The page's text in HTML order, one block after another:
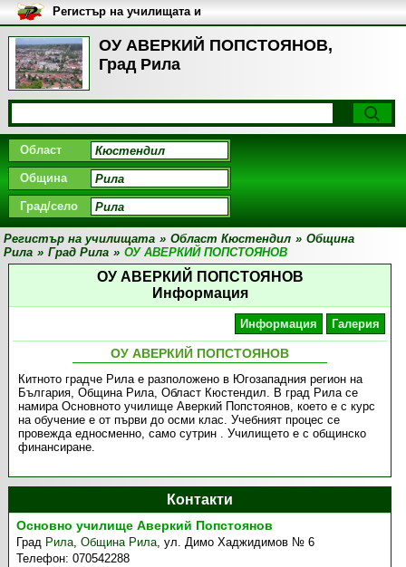
ОУ АВЕРКИЙ ПОПСТОЯНОВ,
Град Рила
Регистър на училищата и
университетите в България
Област
Община
Град/село
Регистър на училищата » Област Кюстендил » Община
Рила » Град Рила » ОУ АВЕРКИЙ ПОПСТОЯНОВ
ОУ АВЕРКИЙ ПОПСТОЯНОВ
Информация
Информация Галерия
ОУ АВЕРКИЙ ПОПСТОЯНОВ
Китното градче Рила е разположено в Югозападния регион на
България, Община Рила, Област Кюстендил. В град Рила се
намира Основното училище Аверкий Попстоянов, което е с курс
на обучение е от първи до осми клас. Учебният процес се
провежда едносменно, само сутрин . Училището е с общинско
финансиране.
Контакти
Основно училище Аверкий Попстоянов
Град Рила,Община Рила,ул. Димо Хаджидимов № 6
Телефон:070542288